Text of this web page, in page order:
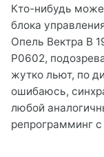
Кто-нибудь
блока
Опель Вектра В
Р0602,
жутко льют, по
ошибаюсь,
любой
репрограмминг с